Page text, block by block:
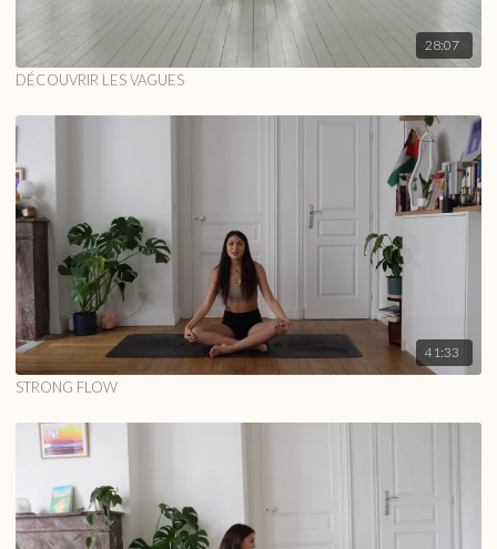
28:07
DÉCOUVRIR LES VAGUES
41:33
STRONG FLOW